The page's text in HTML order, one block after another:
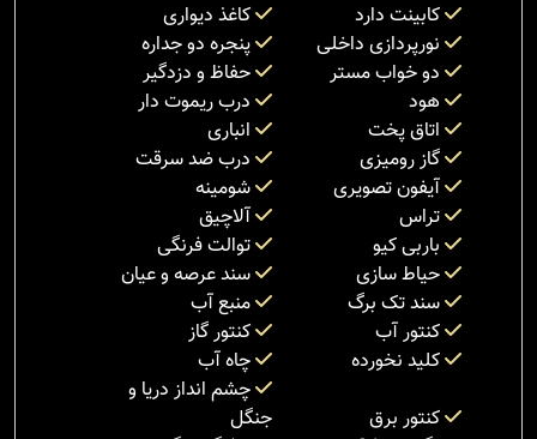
کابینت دارد
کاغذ دیواری
نورپردازی داخلی
پنجره دو جداره
دو خواب مستر
حفاظ و دزدگیر
هود
درب ریموت دار
اتاق پخت
انباری
گاز رومیزی
درب ضد سرقت
آیفون تصویری
شومینه
تراس
آلاچیق
باربی کیو
توالت فرنگی
حیاط سازی
سند عرصه و عیان
سند تک برگ
منبع آب
کنتور آب
کنتور گاز
کلید نخورده
چاه آب
کنتور برق
چشم انداز دریا و
جنگل